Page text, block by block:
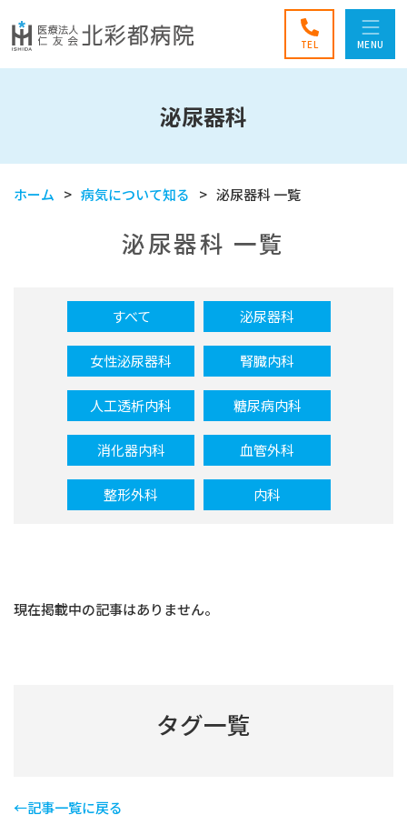
TEL MENU
泌尿器科
ホーム 病気について知る 泌尿器科 一覧
泌尿器科 一覧
すべて 泌尿器科
女性泌尿器科 腎臓内科
人工透析内科 糖尿病内科
消化器内科 血管外科
整形外科 内科
現在掲載中の記事はありません。
タグ一覧
←記事一覧に戻る